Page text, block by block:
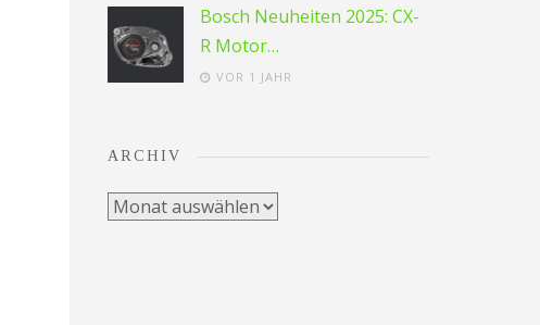
Bosch Neuheiten 2025: CX-
R Motor…
VOR 1 JAHR
ARCHIV
Archiv